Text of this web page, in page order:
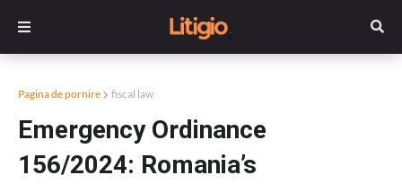
Pagina de pornire fiscal law
Emergency Ordinance
156/2024: Romania’s